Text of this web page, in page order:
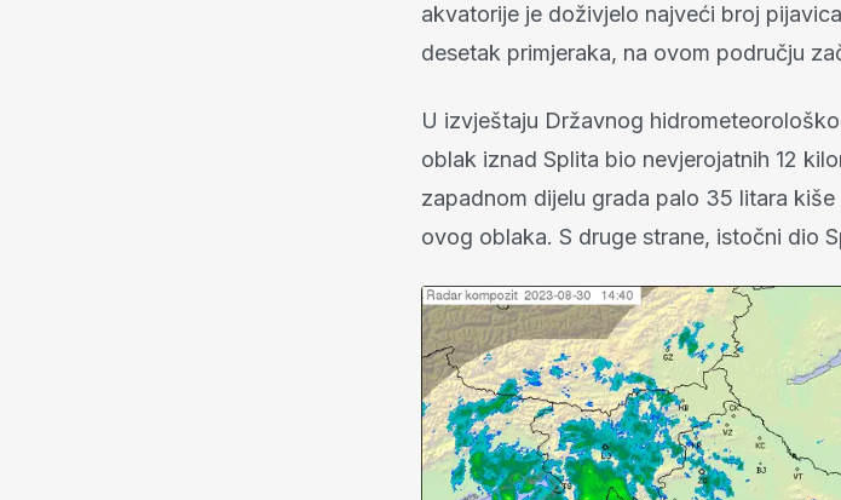
akvatorije je doživjelo najveći broj
desetak primjeraka, na ovom području
U izvještaju Državnog
oblak iznad Splita bio nevjerojatnih 12
zapadnom dijelu grada palo 35 litara
ovog oblaka. S druge strane, istočni dio